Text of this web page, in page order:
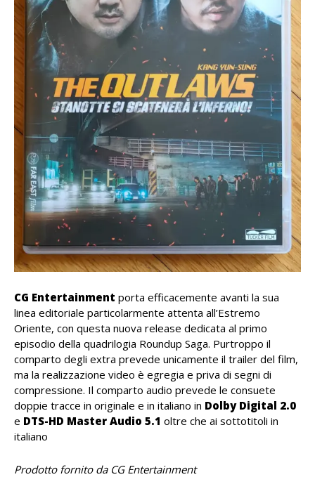
CG Entertainment porta efficacemente avanti la sua
linea editoriale particolarmente attenta all’Estremo
Oriente, con questa nuova release dedicata al primo
episodio della quadrilogia Roundup Saga. Purtroppo il
comparto degli extra prevede unicamente il trailer del film,
ma la realizzazione video è egregia e priva di segni di
compressione. Il comparto audio prevede le consuete
doppie tracce in originale e in italiano in Dolby Digital 2.0
e DTS-HD Master Audio 5.1 oltre che ai sottotitoli in
italiano
Prodotto fornito da CG Entertainment